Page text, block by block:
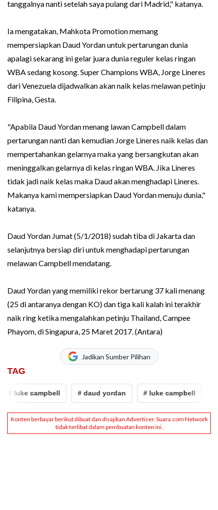
tanggalnya nanti setelah saya pulang dari Madrid," katanya.
Ia mengatakan, Mahkota Promotion memang
mempersiapkan Daud Yordan untuk pertarungan dunia
apalagi sekarang ini gelar juara dunia reguler kelas ringan
WBA sedang kosong. Super Champions WBA, Jorge Lineres
dari Venezuela dijadwalkan akan naik kelas melawan petinju
Filipina, Gesta.
"Apabila Daud Yordan menang lawan Campbell dalam
pertarungan nanti dan kemudian Jorge Lineres naik kelas dan
mempertahankan gelarnya maka yang bersangkutan akan
meninggalkan gelarnya di kelas ringan WBA. Jika Lineres
tidak jadi naik kelas maka Daud akan menghadapi Lineres.
Makanya kami mempersiapkan Daud Yordan menuju dunia,"
katanya.
Daud Yordan Jumat (5/1/2018) sudah tiba di Jakarta dan
selanjutnya bersiap diri untuk menghadapi pertarungan
melawan Campbell mendatang.
Daud Yordan yang memiliki rekor bertarung 37 kali menang
(25 di antaranya dengan KO) dan tiga kali kalah ini terakhir
naik ring ketika mengalahkan petinju Thailand, Campee
Phayom, di Singapura, 25 Maret 2017. (Antara)
Jadikan Sumber Pilihan
TAG
# luke campbell # daud yordan # luke campbell